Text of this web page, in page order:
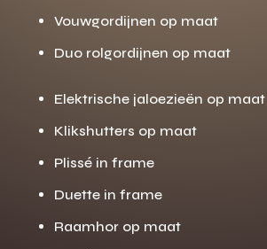
Vouwgordijnen op maat
Duo rolgordijnen op maat
Elektrische jaloezieën op maat
Klikshutters op maat
Plissé in frame
Duette in frame
Raamhor op maat